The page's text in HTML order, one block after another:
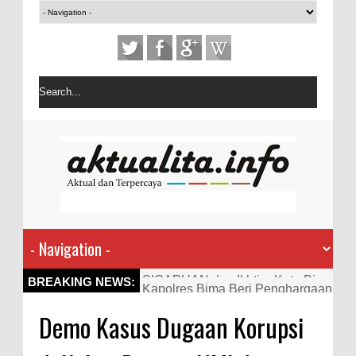
BREAKING NEWS:
Kapolres Bima Beri Penghargaan
Aktif Bantu Polisi Berantas
Demo Kasus Dugaan Korupsi